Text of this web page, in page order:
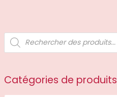
R
c
c
h
Catégories de produits